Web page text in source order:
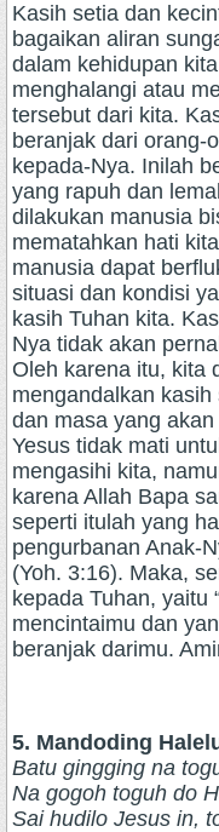
Kasih setia dan
bagaikan aliran
dalam kehidupan
menghalangi atau
tersebut dari kita.
beranjak dari orang-
kepada-Nya. Inilah
yang rapuh dan
dilakukan manusia
mematahkan hati
manusia dapat
situasi dan kondisi
kasih Tuhan kita.
Nya tidak akan
Oleh karena itu, kita
mengandalkan
dan masa yang
Yesus tidak mati
mengasihi kita,
karena Allah Bapa
seperti itulah yang
pengurbanan Anak-
(Yoh. 3:16). Maka,
kepada Tuhan, yaitu
mencintaimu dan
beranjak darimu.
5. Mandoding
Batu gingging na
Na gogoh toguh do
Sai hudilo Jesus in,